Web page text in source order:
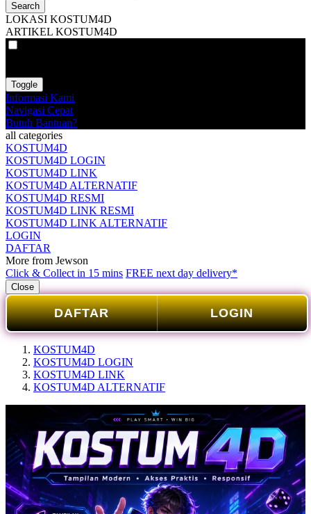
Search
LOKASI KOSTUM4D
ARTIKEL KOSTUM4D
Toggle
Informasi Kami
Navigasi Cepat
Butuh Bantuan?
all categories
KOSTUM4D
KOSTUM4D LOGIN
KOSTUM4D LINK
KOSTUM4D ALTERNATIF
KOSTUM4D RESMI
KOSTUM4D LINK RESMI
KOSTUM4D LINK ALTERNATIF
LOGIN
DAFTAR
More from Jewson
Click & Collect in 15 mins FREE next day delivery*
Close
DAFTAR LOGIN
KOSTUM4D
KOSTUM4D LOGIN
KOSTUM4D LINK
KOSTUM4D ALTERNATIF